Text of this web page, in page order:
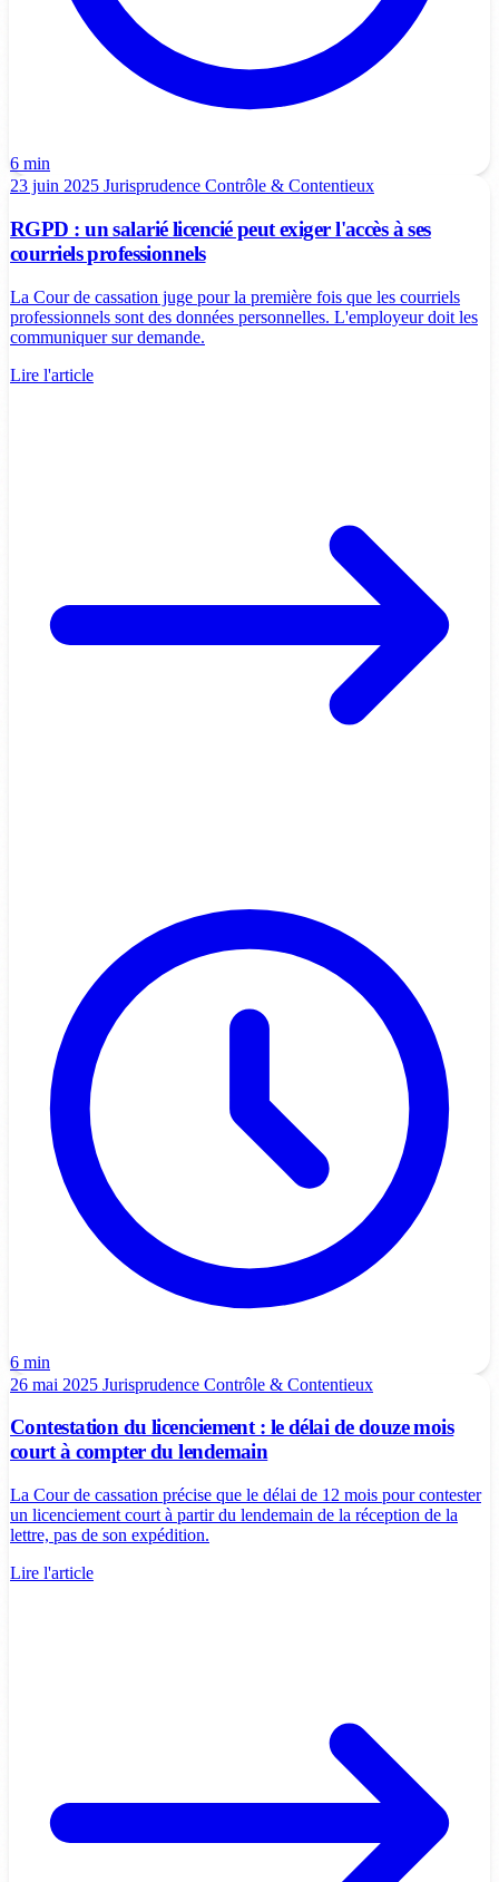
6 min
23 juin 2025 Jurisprudence Contrôle & Contentieux
RGPD : un salarié licencié peut exiger l'accès à ses
courriels professionnels
La Cour de cassation juge pour la première fois que les courriels
professionnels sont des données personnelles. L'employeur doit les
communiquer sur demande.
Lire l'article
6 min
26 mai 2025 Jurisprudence Contrôle & Contentieux
Contestation du licenciement : le délai de douze mois
court à compter du lendemain
La Cour de cassation précise que le délai de 12 mois pour contester
un licenciement court à partir du lendemain de la réception de la
lettre, pas de son expédition.
Lire l'article